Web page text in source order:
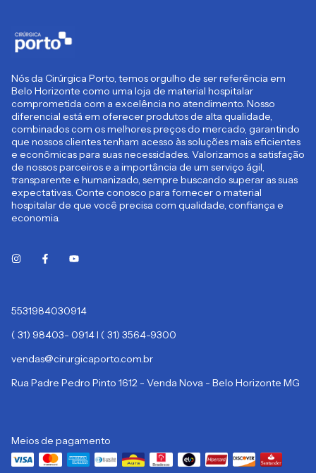
Nós da Cirúrgica Porto, temos orgulho de ser referência em
Belo Horizonte como uma loja de material hospitalar
comprometida com a excelência no atendimento. Nosso
diferencial está em oferecer produtos de alta qualidade,
combinados com os melhores preços do mercado, garantindo
que nossos clientes tenham acesso às soluções mais eficientes
e econômicas para suas necessidades. Valorizamos a satisfação
de nossos parceiros e a importância de um serviço ágil,
transparente e humanizado, sempre buscando superar as suas
expectativas. Conte conosco para fornecer o material
hospitalar de que você precisa com qualidade, confiança e
economia.
5531984030914
( 31) 98403- 0914 I ( 31) 3564-9300
vendas@cirurgicaporto.com.br
Rua Padre Pedro Pinto 1612 - Venda Nova - Belo Horizonte MG
Meios de pagamento